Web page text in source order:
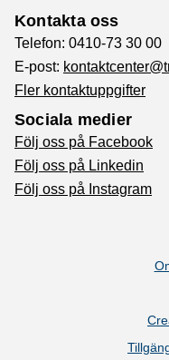
Kontakta oss
Telefon: 0410-73 30 00
E-post:
Fler kontaktuppgifter
Sociala medier
Följ oss på Facebook
Följ oss på Linkedin
Följ oss på Instagram